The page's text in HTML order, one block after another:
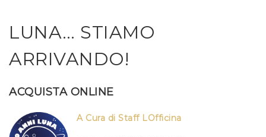
LUNA… STIAMO
ARRIVANDO!
ACQUISTA ONLINE
A Cura di Staff LOfficina